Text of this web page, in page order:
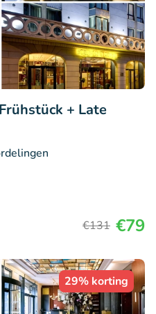
+ Late
€131 €79
29% korting